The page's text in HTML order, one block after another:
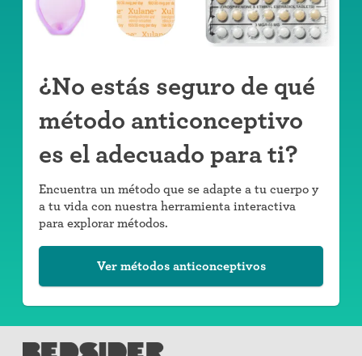
¿No estás seguro de qué
método anticonceptivo
es el adecuado para ti?
Encuentra un método que se adapte a tu cuerpo y
a tu vida con nuestra herramienta interactiva
para explorar métodos.
Ver métodos anticonceptivos